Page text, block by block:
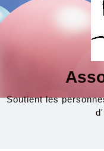
Soutient les